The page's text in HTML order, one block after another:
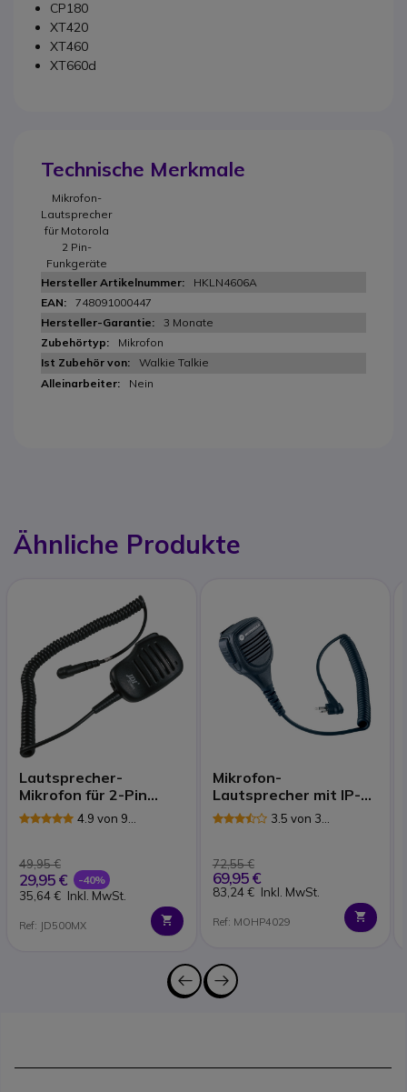
CP180
XT420
XT460
XT660d
Technische Merkmale
Mikrofon-
Lautsprecher
für Motorola
2 Pin-
Funkgeräte
HKLN4606A
748091000447
3 Monate
Mikrofon
Walkie Talkie
Nein
Ähnliche Produkte
Lautsprecher-
Mikrofon für 2-Pin
Motorola Funkgeräte
4.9 von 9
49,95 €
29,95 € -40%
35,64 € Inkl. MwSt.
Ref: JD500MX
Mikrofon-
Lautsprecher mit IP-
Schutz für Motorola 2
Pin Funkgeräte
3.5 von 3
72,55 €
69,95 €
83,24 € Inkl. MwSt.
Ref: MOHP4029